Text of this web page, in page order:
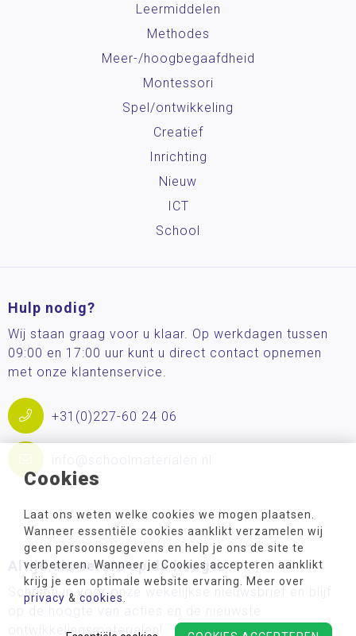
Cookies
Laat ons weten welke cookies we mogen plaatsen.
Wanneer essentiële cookies aanklikt verzamelen wij
geen persoonsgegevens en help je ons de site te
verbeteren. Wanneer je Cookies accepteren aanklikt
krijg je een optimale website ervaring. Meer over
privacy & cookies
Leermiddelen
Methodes
Meer-/hoog­begaafdheid
Montessori
Spel/ontwikkeling
Creatief
Inrichting
Nieuw
ICT
School
Hulp nodig?
Wij staan graag voor u klaar. Op werkdagen tussen
09:00 en 17:00 uur kunt u direct contact opnemen
met onze klantenservice.
+31(0)227-60 24 06
Altijd als eerste op de hoogte
Schrijf u in voor onze wekelijkse nieuwsbrief en blijf
ontwikkelingsmaterialen!